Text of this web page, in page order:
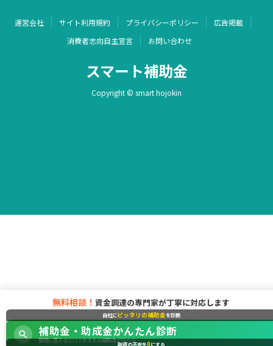
運営会社 サイト利用規約 プライバシーポリシー
広告掲載
消費者志向自主宣言
お問い合わせ
スマート補助金
Copyright © smart hojokin
無料相談！ 資金調達の専門家が丁寧に対応します
自社にピッタリの補助金を診断
補助金・助成金かんたん診断
質問に答えるだけでおすすめ補助金が分かる
融資の不安を0にする